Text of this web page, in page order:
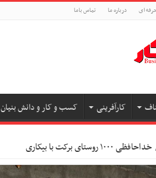
ای درباره ما تماس باما
کارآفرینی کسب و کار و دانش بنیان
خداحافظی ۱۰۰۰ روستای برکت با بیکاری